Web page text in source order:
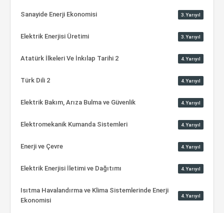
Sanayide Enerji Ekonomisi 3.Yarıyıl
Elektrik Enerjisi Üretimi 3.Yarıyıl
Atatürk İlkeleri Ve İnkılap Tarihi 2 4.Yarıyıl
Türk Dili 2 4.Yarıyıl
Elektrik Bakım, Arıza Bulma ve Güvenlik 4.Yarıyıl
Elektromekanik Kumanda Sistemleri 4.Yarıyıl
Enerji ve Çevre 4.Yarıyıl
Elektrik Enerjisi İletimi ve Dağıtımı 4.Yarıyıl
Isıtma Havalandırma ve Klima Sistemlerinde Enerji
Ekonomisi
4.Yarıyıl